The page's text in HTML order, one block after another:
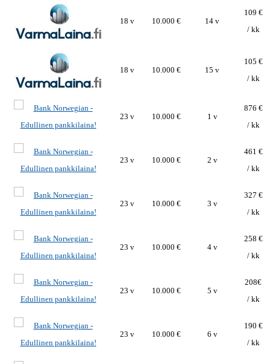
18 v 10.000 € 14 v
109 €
/ kk
18 v 10.000 € 15 v
105 €
/ kk
23 v 10.000 € 1 v
876 €
/ kk
23 v 10.000 € 2 v
461 €
/ kk
23 v 10.000 € 3 v
327 €
/ kk
23 v 10.000 € 4 v
258 €
/ kk
23 v 10.000 € 5 v
208€
/ kk
23 v 10.000 € 6 v
190 €
/ kk